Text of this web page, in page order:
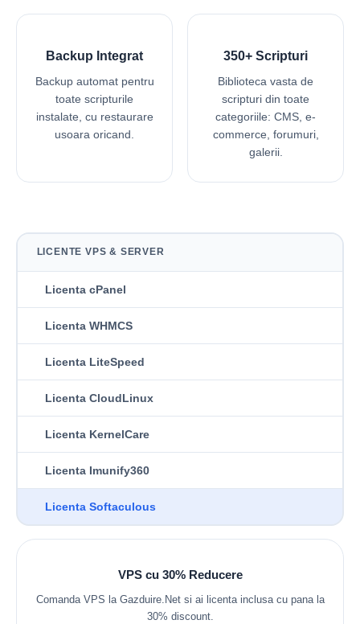
Backup Integrat
Backup automat pentru
toate scripturile
instalate, cu restaurare
usoara oricand.
350+ Scripturi
Biblioteca vasta de
scripturi din toate
categoriile: CMS, e-
commerce, forumuri,
galerii.
LICENTE VPS & SERVER
Licenta cPanel
Licenta WHMCS
Licenta LiteSpeed
Licenta CloudLinux
Licenta KernelCare
Licenta Imunify360
Licenta Softaculous
VPS cu 30% Reducere
Comanda VPS la Gazduire.Net si ai licenta inclusa cu pana la
30% discount.